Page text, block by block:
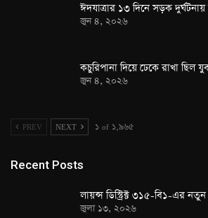
ঈদযাত্রার ১৩ দিনে সড়ক
জুন ৪, ২০২৬
কচুরিপানা দিয়ে ঢেকে রাখা ছিল
জুন ৪, ২০২৬
PREV NEXT ১ of ১,৯৬৫
Recent Posts
লায়ন্স ডিস্ট্রিক্ট ৩১৫-বি১-এর
জুলা ১৩, ২০২৬